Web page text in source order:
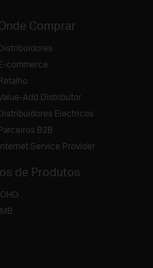
Comprar
commerce
Add Distributor
Electricos
B2B
Service Provider
de Produtos